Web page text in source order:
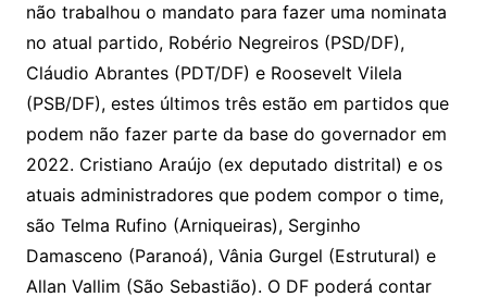
não trabalhou o mandato para fazer uma nominata
no atual partido, Robério Negreiros (PSD/DF),
Cláudio Abrantes (PDT/DF) e Roosevelt Vilela
(PSB/DF), estes últimos três estão em partidos que
podem não fazer parte da base do governador em
2022. Cristiano Araújo (ex deputado distrital) e os
atuais administradores que podem compor o time,
são Telma Rufino (Arniqueiras), Serginho
Damasceno (Paranoá), Vânia Gurgel (Estrutural) e
Allan Vallim (São Sebastião). O DF poderá contar